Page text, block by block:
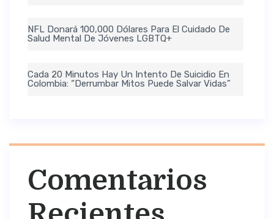
NFL Donará 100,000 Dólares Para El Cuidado De
Salud Mental De Jóvenes LGBTQ+
Cada 20 Minutos Hay Un Intento De Suicidio En
Colombia: “Derrumbar Mitos Puede Salvar Vidas”
Comentarios